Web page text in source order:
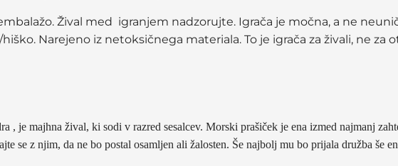
Žival med igranjem nadzorujte. Igrača je močna, a ne
Narejeno iz netoksičnega materiala. To je igrača za živali, ne za
, je majhna žival, ki sodi v razred sesalcev. Morski prašiček je ena izmed najmanj
se z njim, da ne bo postal osamljen ali žalosten. Še najbolj mu bo prijala družba še